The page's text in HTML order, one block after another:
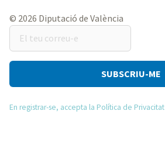
© 2026 Diputació de València
El
teu
correu-
En registrar-se, accepta la Política de Privacitat